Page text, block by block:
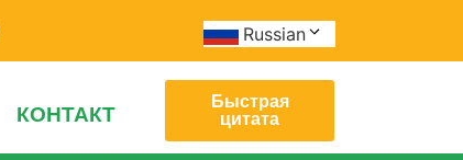
Russian
КОНТАКТ Быстрая
цитата